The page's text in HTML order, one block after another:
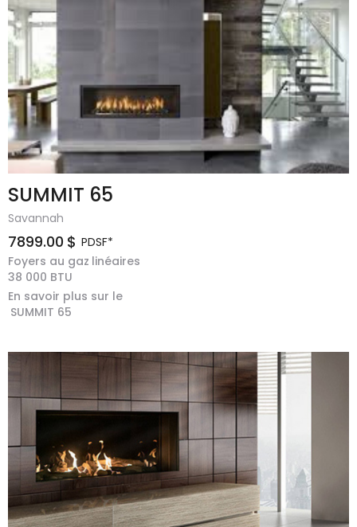
SUMMIT 65
Savannah
7899.00 $ PDSF*
Foyers au gaz linéaires
38 000 BTU
En savoir plus sur le
SUMMIT 65